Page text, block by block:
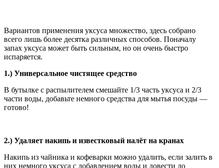
Вариантов применения уксуса множество, здесь собрано
всего лишь более десятка различных способов. Поначалу
запах уксуса может быть сильным, но он очень быстро
испаряется.
1.) Универсальное чистящее средство
В бутылке с распылителем смешайте 1/3 часть уксуса и 2/3
части воды, добавьте немного средства для мытья посуды —
готово!
2.) Удаляет накипь и известковый налёт на кранах
Накипь из чайника и кофеварки можно удалить, если залить в
них немного уксуса с добавлением воды и довести до